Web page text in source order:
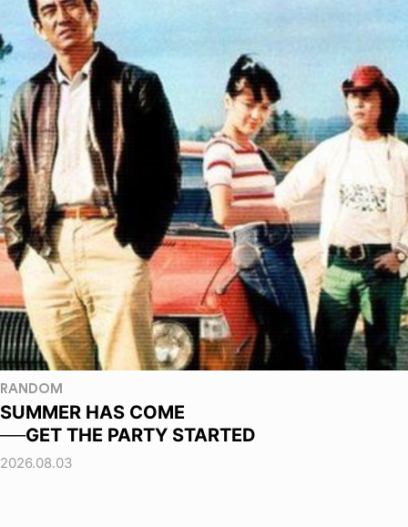
RANDOM
SUMMER HAS COME
──GET THE PARTY STARTED
2026.08.03